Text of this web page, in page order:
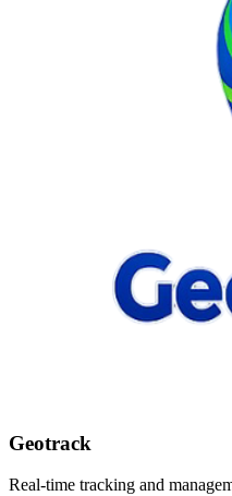
Geotrack
Real-time tracking and